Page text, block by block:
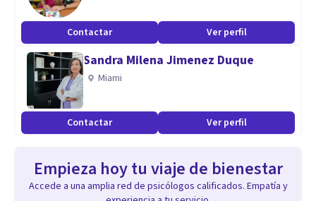
Escucha.
Conciencia.
Presencia.
Responsabilidad.
Autenticidad.
Libertad.
Feminismo.
Contactar Ver perfil
Sandra Milena Jimenez Duque
Miami
Contactar Ver perfil
Empieza hoy tu viaje de bienestar
Accede a una amplia red de psicólogos calificados. Empatía y